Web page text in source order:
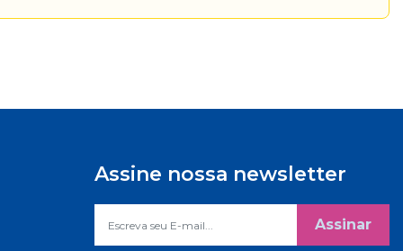
Assine nossa newsletter
Assinar